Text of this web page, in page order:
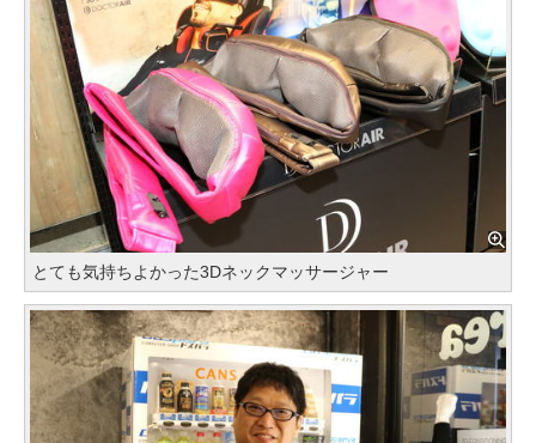
とても気持ちよかった3Dネックマッサージャー